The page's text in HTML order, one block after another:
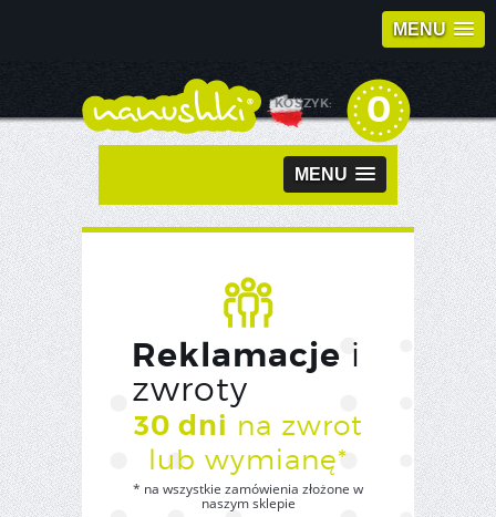
MENU
KOSZYK: 0
MENU
Reklamacje i
zwroty
30 dni na zwrot
lub wymianę*
* na wszystkie zamówienia złożone w
naszym sklepie